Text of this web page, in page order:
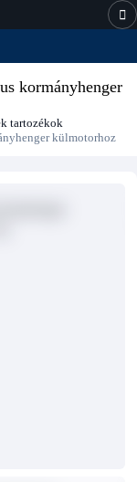
kormányhenger
tartozékok
külmotorhoz